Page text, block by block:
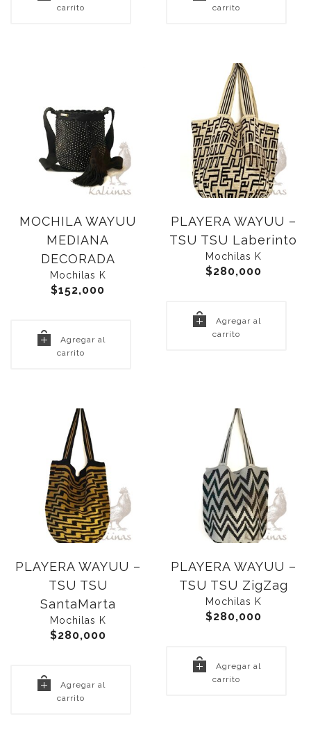
carrito carrito
MOCHILA WAYUU
MEDIANA
DECORADA
Mochilas K
$152,000
Agregar al
carrito
PLAYERA WAYUU –
TSU TSU Laberinto
Mochilas K
$280,000
Agregar al
carrito
PLAYERA WAYUU –
TSU TSU
SantaMarta
Mochilas K
$280,000
Agregar al
carrito
PLAYERA WAYUU –
TSU TSU ZigZag
Mochilas K
$280,000
Agregar al
carrito